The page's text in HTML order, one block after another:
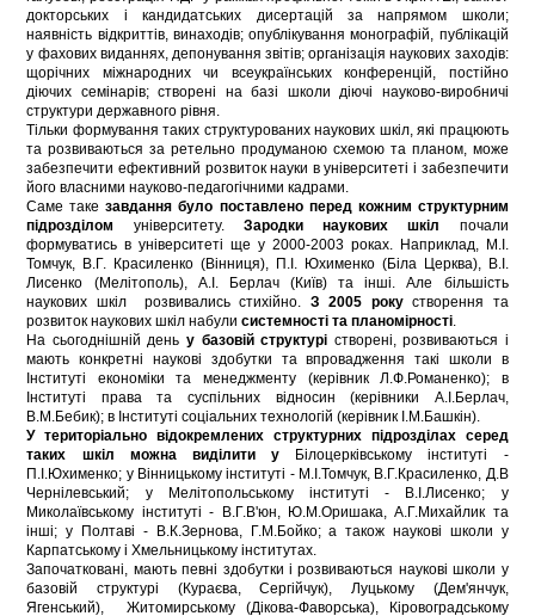
докторських і кандидатських дисертацій за напрямом школи;
наявність відкриттів, винаходів; опублікування монографій, публікацій
у фахових виданнях, депонування звітів; організація наукових заходів:
щорічних міжнародних чи всеукраїнських конференцій, постійно
діючих семінарів; створені на базі школи діючі науково-виробничі
структури державного рівня.
Тільки формування таких структурованих наукових шкіл, які працюють
та розвиваються за ретельно продуманою схемою та планом, може
забезпечити ефективний розвиток науки в університеті і забезпечити
його власними науково-педагогічними кадрами.
Саме такезавдання було поставлено перед кожним структурним
підрозділом університету. Зародки наукових шкіл почали
формуватись в університеті ще у 2000-2003 роках. Наприклад, М.І.
Томчук, В.Г. Красиленко (Вінниця), П.І. Юхименко (Біла Церква), В.І.
Лисенко (Мелітополь), А.І. Берлач (Київ) та інші. Але більшість
наукових шкіл розвивались стихійно. З 2005 рокустворення та
розвиток наукових шкіл набулисистемності та планомірності
На сьогоднішній день у базовій структурі створені, розвиваються і
мають конкретні наукові здобутки та впровадження такі школи в
Інституті економіки та менеджменту (керівник Л.Ф.Романенко); в
Інституті права та суспільних відносин (керівники А.І.Берлач,
В.М.Бебик); в Інституті соціальних технологій (керівник І.М.Башкін).
У територіально відокремлених структурних підрозділах серед
таких шкіл можна виділити у Білоцерківському інституті -
П.І.Юхименко; у Вінницькому інституті - М.І.Томчук, В.Г.Красиленко, Д.В
Чернілевський; у Мелітопольському інституті - В.І.Лисенко; у
Миколаївському інституті - В.Г.В'юн, Ю.М.Оришака, А.Г.Михайлик та
інші; у Полтаві - В.К.Зернова, Г.М.Бойко; а також наукові школи у
Карпатському і Хмельницькому інститутах.
Започатковані, мають певні здобутки і розвиваються наукові школи у
базовій структурі (Кураєва, Сергійчук), Луцькому (Дем'янчук,
Ягенський), Житомирському (Дікова-Фаворська), Кіровоградському